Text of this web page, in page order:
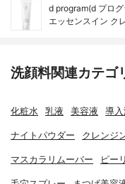
d program(d プログ
エッセンスイン ク
洗顔料関連カテゴ
化粧水 乳液 美容液 導入
ナイトパウダー クレンジ
マスカラリムーバー ピー